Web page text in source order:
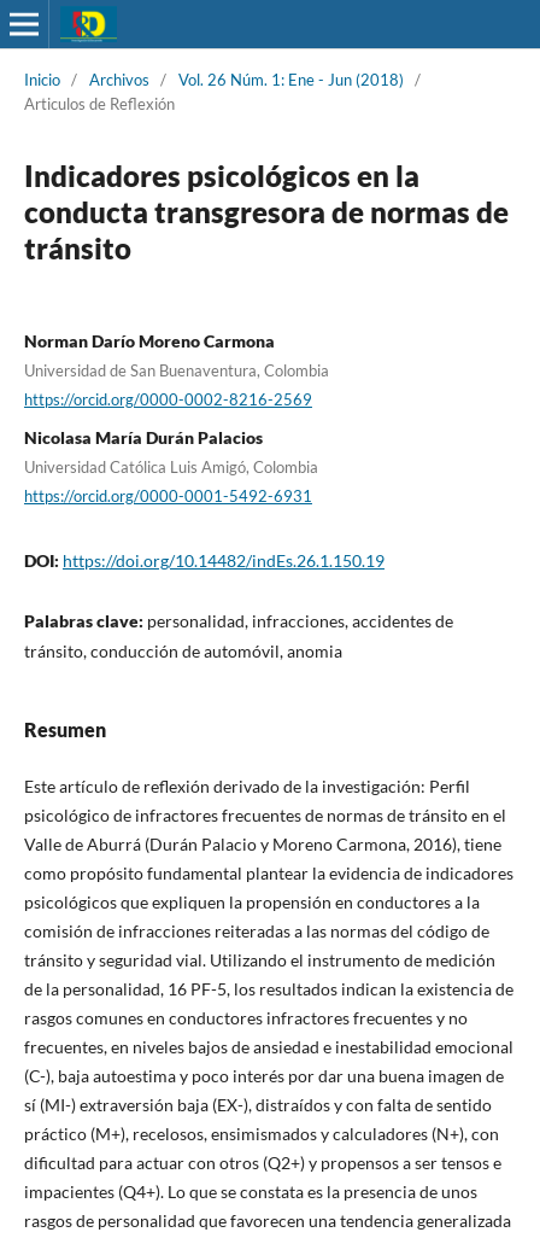
Inicio / Archivos / Vol. 26 Núm. 1: Ene - Jun (2018)
/
Articulos de Reflexión
Indicadores psicológicos en la
conducta transgresora de normas de
tránsito
Norman Darío Moreno Carmona
Universidad de San Buenaventura, Colombia
https://orcid.org/0000-0002-8216-2569
Nicolasa María Durán Palacios
Universidad Católica Luis Amigó, Colombia
https://orcid.org/0000-0001-5492-6931
DOI: https://doi.org/10.14482/indEs.26.1.150.19
Palabras clave: personalidad, infracciones, accidentes de
tránsito, conducción de automóvil, anomia
Resumen
Este artículo de reflexión derivado de la investigación: Perfil
psicológico de infractores frecuentes de normas de tránsito en el
Valle de Aburrá (Durán Palacio y Moreno Carmona, 2016), tiene
como propósito fundamental plantear la evidencia de indicadores
psicológicos que expliquen la propensión en conductores a la
comisión de infracciones reiteradas a las normas del código de
tránsito y seguridad vial. Utilizando el instrumento de medición
de la personalidad, 16 PF-5, los resultados indican la existencia de
rasgos comunes en conductores infractores frecuentes y no
frecuentes, en niveles bajos de ansiedad e inestabilidad emocional
(C-), baja autoestima y poco interés por dar una buena imagen de
sí (MI-) extraversión baja (EX-), distraídos y con falta de sentido
práctico (M+), recelosos, ensimismados y calculadores (N+), con
dificultad para actuar con otros (Q2+) y propensos a ser tensos e
impacientes (Q4+). Lo que se constata es la presencia de unos
rasgos de personalidad que favorecen una tendencia generalizada